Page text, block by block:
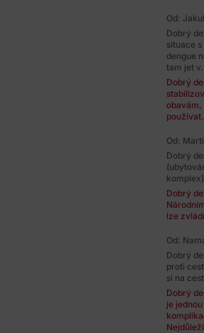
Od:
Dobrý
situace
dengue
tam jet v...
Dobrý
obavám,
Od:
Dobrý
Dobrý
lze
Od:
Dobrý
proti
si na
Dobrý
je